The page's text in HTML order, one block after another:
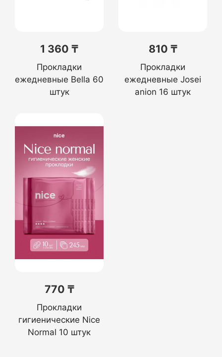
1 360 ₸
Прокладки
ежедневные Bella 60
штук
810 ₸
Прокладки
ежедневные Josei
anion 16 штук
770 ₸
Прокладки
гигиенические Nice
Normal 10 штук